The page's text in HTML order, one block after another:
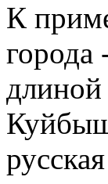
К
города